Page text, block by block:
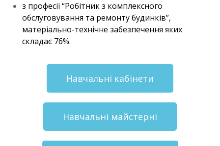
з професії “Робітник з комплексного
обслуговування та ремонту будинків”,
матеріально-технічне забезпечення яких
складає 76%.
Навчальні кабінети
Навчальні майстерні